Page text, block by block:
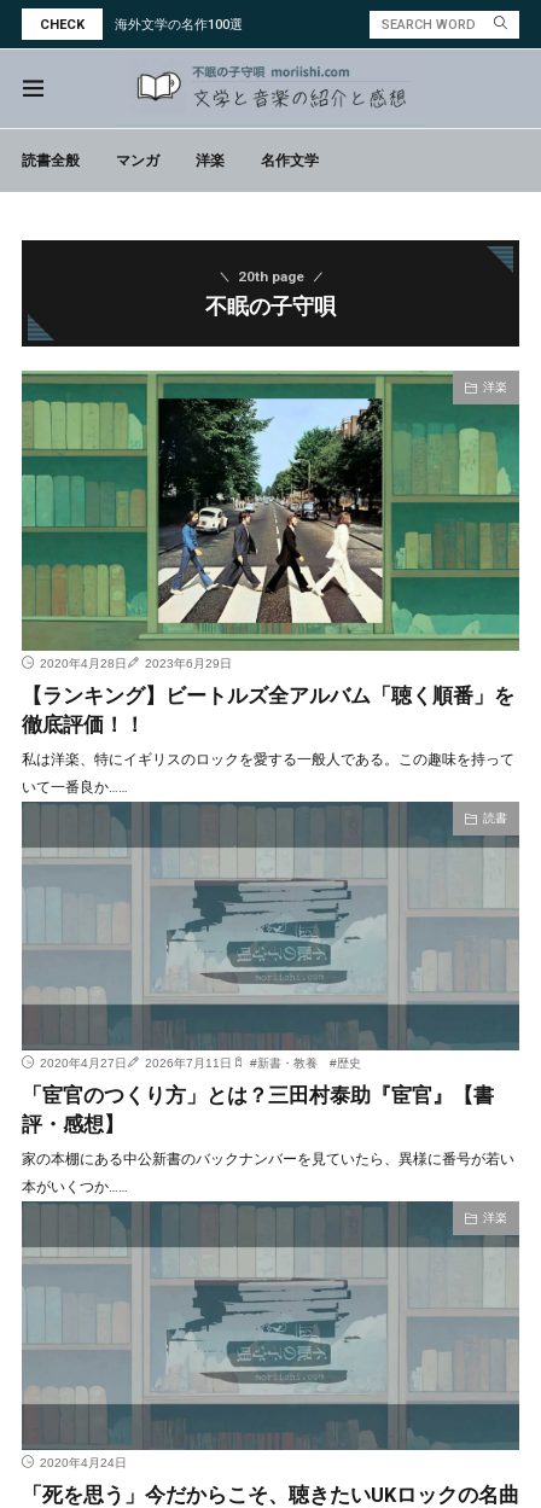
CHECK 海外文学の名作100選
読書全般 マンガ 洋楽 名作文学
不眠の子守唄
20th page
洋楽
2020年4月28日 2023年6月29日
【ランキング】ビートルズ全アルバム「聴く順番」を
徹底評価！！
私は洋楽、特にイギリスのロックを愛する一般人である。この趣味を持って
いて一番良か……
読書
2020年4月27日 2026年7月11日 #新書・教養 #歴史
「宦官のつくり方」とは？三田村泰助『宦官』【書
評・感想】
家の本棚にある中公新書のバックナンバーを見ていたら、異様に番号が若い
本がいくつか……
洋楽
2020年4月24日
「死を思う」今だからこそ、聴きたいUKロックの名曲